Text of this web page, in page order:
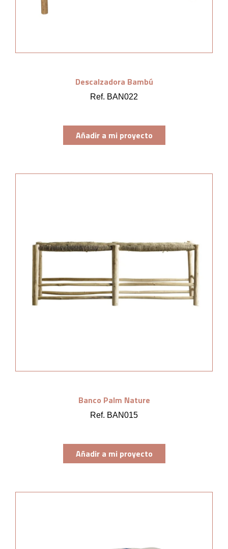
Descalzadora Bambú
Ref. BAN022
Añadir a mi proyecto
Banco Palm Nature
Ref. BAN015
Añadir a mi proyecto